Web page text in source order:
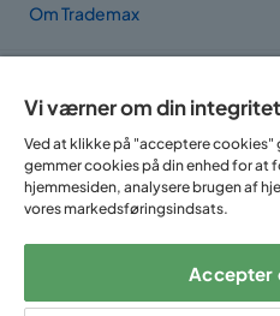
Om Trademax
Vi findes i flere
Følg os på:
Vi værner om din integritet
Ved at klikke på "acceptere cookies"
gemmer cookies på din enhed for at
hjemmesiden, analysere brugen af
vores markedsføringsindsats.
Accepter